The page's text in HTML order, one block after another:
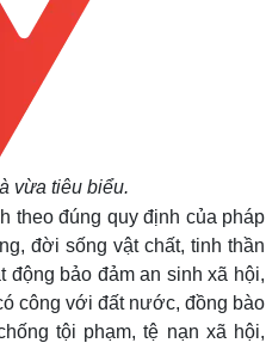
vừa tiêu biểu.
theo đúng quy định của pháp
đời sống vật chất, tinh thần
bảo đảm an sinh xã hội,
công với đất nước, đồng bào
tội phạm, tệ nạn xã hội,